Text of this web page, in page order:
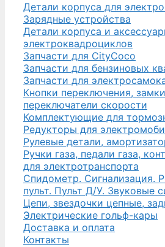
Детали корпуса для
Зарядные устройства
Детали корпуса и
электроквадроциклов
Запчасти для CityCoco
Запчасти для бензиновых
Запчасти для
Кнопки переключения,
переключатели скорости
Комплектующие для
Редукторы для
Рулевые детали,
Ручки газа, педали газа,
для электротранспорта
Спидометр. Сигнализация.
пульт. Пульт Д/У. Звуковые
Цепи, звездочки цепные,
Электрические гольф-кары
Доставка и оплата
Контакты